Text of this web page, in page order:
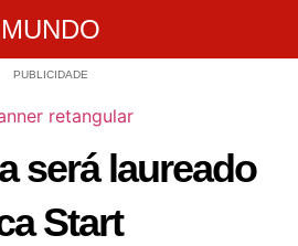
MUNDO
PUBLICIDADE
será laureado
Start